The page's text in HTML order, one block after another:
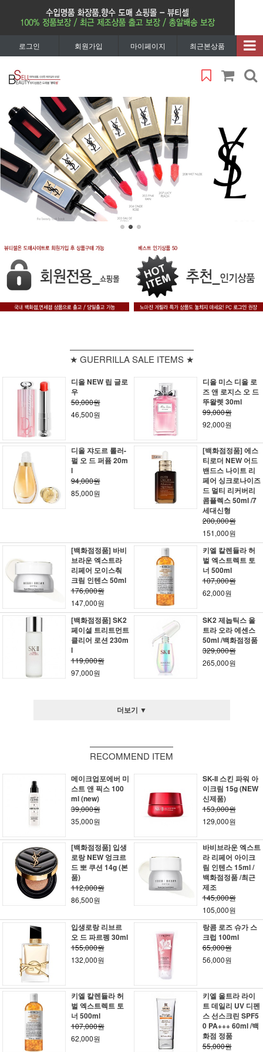
로그인 회원가입 마이페이지 최근본상품
★ GUERRILLA SALE ITEMS ★
디올 NEW 립 글로
우
50,000원
46,500원
디올 미스 디올 로
즈 앤 로지스 오 드
뚜왈렛 30ml
99,000원
92,000원
디올 쟈도르 롤러-
펄 오 드 퍼퓸 20m
l
94,000원
85,000원
[백화점정품] 에스
티로더 NEW 어드
밴드스 나이트 리
페어 싱크로나이즈
드 멀티 리커버리
콤플렉스 50ml /7
세대신형
200,000원
151,000원
[백화점정품] 바비
브라운 엑스트라
리페어 모이스춰
크림 인텐스 50ml
176,000원
147,000원
키엘 칼렌듈라 허
벌 엑스트렉트 토
너 500ml
107,000원
62,000원
[백화점정품] SK2
페이셜 트리트먼트
클리어 로션 230m
l
119,000원
97,000원
SK2 제놉틱스 울
트라 오라 에센스
50ml /백화점정품
329,000원
265,000원
더보기 ▼
RECOMMEND ITEM
메이크업포에버 미
스트 앤 픽스 100
ml (new)
39,000원
35,000원
SK-II 스킨 파워 아
이크림 15g (NEW
신제품)
153,000원
129,000원
[백화점정품] 입생
로랑 NEW 엉크르
드 뽀 쿠션 14g (본
품)
112,000원
86,500원
바비브라운 엑스트
라 리페어 아이크
림 인텐스 15ml /
백화점정품 /최근
제조
145,000원
105,000원
입생로랑 리브르
오 드 파르펭 30ml
155,000원
132,000원
랑콤 로즈 슈가 스
크럽 100ml
65,000원
56,000원
키엘 칼렌듈라 허
벌 엑스트렉트 토
너 500ml
107,000원
62,000원
키엘 울트라 라이
트 데일리 UV 디펜
스 선스크린 SPF5
0 PA+++ 60ml /백
화점 정품
55,000원